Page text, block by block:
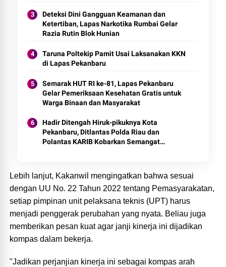
Deteksi Dini Gangguan Keamanan dan
Ketertiban, Lapas Narkotika Rumbai Gelar
Razia Rutin Blok Hunian
Taruna Poltekip Pamit Usai Laksanakan KKN
di Lapas Pekanbaru
Semarak HUT RI ke-81, Lapas Pekanbaru
Gelar Pemeriksaan Kesehatan Gratis untuk
Warga Binaan dan Masyarakat
Hadir Ditengah Hiruk-pikuknya Kota
Pekanbaru, Ditlantas Polda Riau dan
Polantas KARIB Kobarkan Semangat
Lebih lanjut, Kakanwil mengingatkan bahwa sesuai
dengan UU No. 22 Tahun 2022 tentang Pemasyarakatan,
setiap pimpinan unit pelaksana teknis (UPT) harus
menjadi penggerak perubahan yang nyata. Beliau juga
memberikan pesan kuat agar janji kinerja ini dijadikan
kompas dalam bekerja.
"Jadikan perjanjian kinerja ini sebagai kompas arah